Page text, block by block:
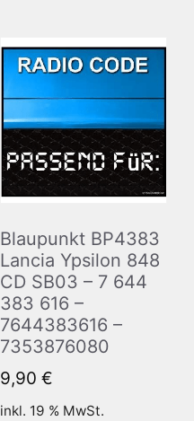
Blaupunkt BP4383
Lancia Ypsilon 848
CD SB03 – 7 644
383 616 –
7644383616 –
7353876080
9,90 €
inkl. 19 % MwSt.